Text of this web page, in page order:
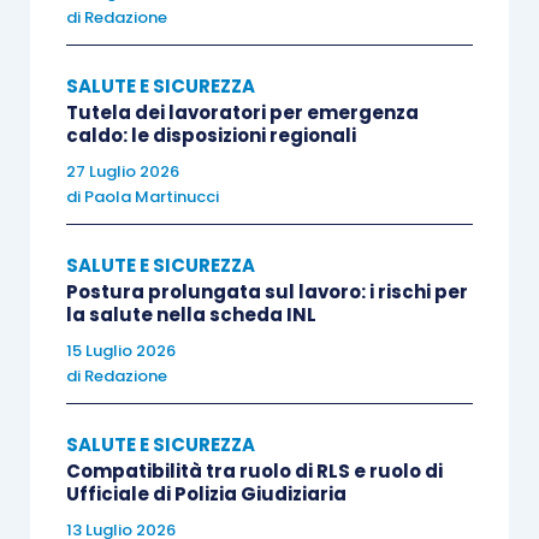
La Commissione delibera sugli adempimenti
necessari affinché l’impresa e il lavoratore
autonomo possano recuperare un numero di
crediti almeno sufficiente per tornare ad operare,
attivando nel corso dell’istruttoria un confronto
con l’impresa e il lavoratore autonomo
interessati.
La Commissione può richiedere a impresa e
seguire specifici percorsi formativi in
materia di salute e sicurezza nei luoghi di
lavoro, in caso di violazioni di cui
di Redazione
SALUTE E SICUREZZA
Tutela dei lavoratori per emergenza
caldo: le disposizioni regionali
27 Luglio 2026
di Paola Martinucci
SALUTE E SICUREZZA
Postura prolungata sul lavoro: i rischi per
la salute nella scheda INL
15 Luglio 2026
di Redazione
SALUTE E SICUREZZA
Compatibilità tra ruolo di RLS e ruolo di
Ufficiale di Polizia Giudiziaria
13 Luglio 2026